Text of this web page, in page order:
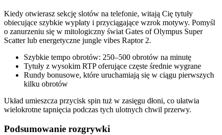
Kiedy otwierasz sekcję slotów na telefonie, witają Cię tytuły
obiecujące szybkie wypłaty i przyciągające wzrok motywy. Pomyśl
o zanurzeniu się w mitologiczny świat Gates of Olympus Super
Scatter lub energetyczne jungle vibes Raptor 2.
Szybkie tempo obrotów: 250–500 obrotów na minutę
Tytuły z wysokim RTP oferujące częste średnie wygrane
Rundy bonusowe, które uruchamiają się w ciągu pierwszych
kilku obrotów
Układ umieszcza przycisk spin tuż w zasięgu dłoni, co ułatwia
wielokrotne tapnięcia podczas tych ulotnych chwil przerwy.
Podsumowanie rozgrywki